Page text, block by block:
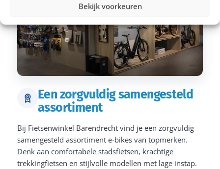
Bekijk voorkeuren
Een zorgvuldig samengesteld
assortiment
Bij Fietsenwinkel Barendrecht vind je een zorgvuldig
samengesteld assortiment e-bikes van topmerken.
Denk aan comfortabele stadsfietsen, krachtige
trekkingfietsen en stijlvolle modellen met lage instap.